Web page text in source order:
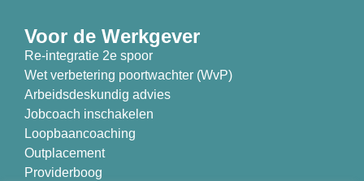
Voor de Werkgever
Re-integratie 2e spoor
Wet verbetering poortwachter (WvP)
Arbeidsdeskundig advies
Jobcoach inschakelen
Loopbaancoaching
Outplacement
Providerboog